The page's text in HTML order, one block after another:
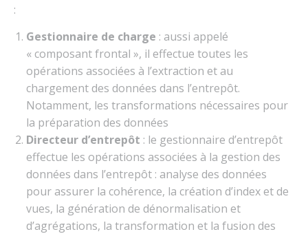
:
Gestionnaire de charge : aussi appelé
« composant frontal », il effectue toutes les
opérations associées à l’extraction et au
chargement des données dans l’entrepôt.
Notamment, les transformations nécessaires pour
la préparation des données
Directeur d’entrepôt : le gestionnaire d’entrepôt
effectue les opérations associées à la gestion des
données dans l’entrepôt : analyse des données
pour assurer la cohérence, la création d’index et de
vues, la génération de dénormalisation et
d’agrégations, la transformation et la fusion des